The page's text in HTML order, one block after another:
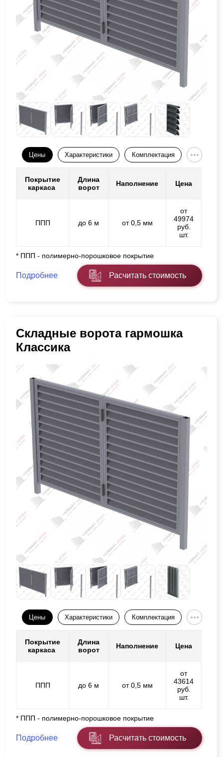
Цены Характеристики Комплектация
Покрытие
каркаса
Длина
ворот
Наполнение Цена
ППП до 6 м от 0,5 мм
от
49974
руб.
шт.
* ППП - полимерно-порошковое покрытие
Подробнее Расчитать стоимость
Складные ворота гармошка
Классика
Цены Характеристики Комплектация
Покрытие
каркаса
Длина
ворот
Наполнение Цена
ППП до 6 м от 0,5 мм
от
43614
руб.
шт.
* ППП - полимерно-порошковое покрытие
Подробнее Расчитать стоимость